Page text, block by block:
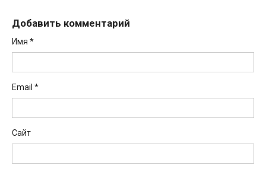
Добавить комментарий
Имя *
Email *
Сайт